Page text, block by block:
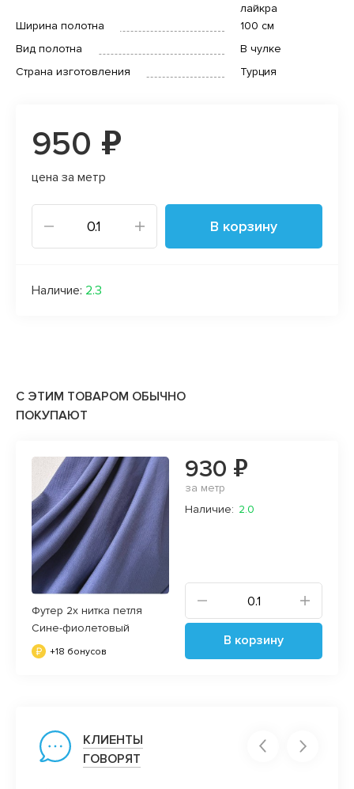
лайкра
Ширина полотна
100 см
Вид полотна
В чулке
Страна изготовления
Турция
950 ₽
цена за метр
В корзину
Наличие: 2.3
С ЭТИМ ТОВАРОМ ОБЫЧНО
ПОКУПАЮТ
Футер 2х нитка петля
Сине-фиолетовый
+18 бонусов
930 ₽
за метр
Наличие: 2.0
В корзину
КЛИЕНТЫ
ГОВОРЯТ